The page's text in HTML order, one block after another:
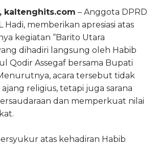
kaltenghits.com – Anggota DPRD
Hadi, memberikan apresiasi atas
kegiatan “Barito Utara
dihadiri langsung oleh Habib
Qodir Assegaf bersama Bupati
acara tersebut tidak
religius, tetapi juga sarana
dan memperkuat nilai
atas kehadiran Habib